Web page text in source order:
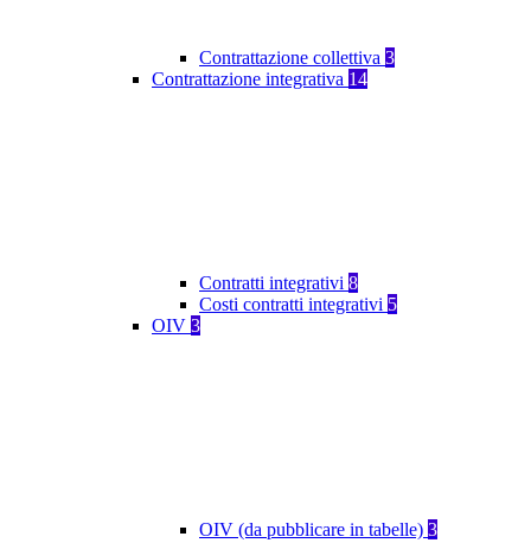
Contrattazione collettiva 3
Contrattazione integrativa 14
Contratti integrativi 8
Costi contratti integrativi 5
OIV 3
OIV (da pubblicare in tabelle) 3